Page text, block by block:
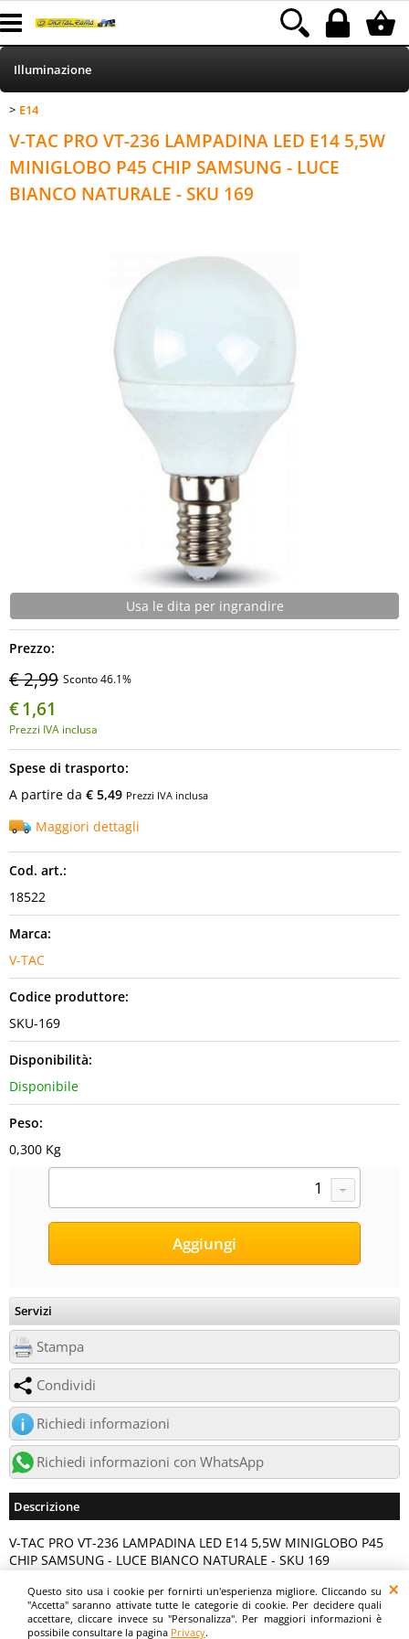
Questo sito usa i cookie per fornirti un'esperienza migliore. Cliccando su
"Accetta" saranno attivate tutte le categorie di cookie. Per decidere quali
accettare, cliccare invece su "Personalizza". Per maggiori informazioni è
possibile consultare la pagina Privacy.
Categoria:
HOME
Informatica
Illuminazione
E14
V-TAC PRO VT-236 LAMPADINA LED E14 5,5W
MINIGLOBO P45 CHIP SAMSUNG - LUCE
BIANCO NATURALE - SKU 169
Usa le dita per ingrandire
Prezzo:
€ 2,99 Sconto 46.1%
€1,61
Prezzi IVA inclusa
Spese di trasporto:
A partire da € 5,49 Prezzi IVA inclusa
Maggiori dettagli
Cod. art.:
18522
Marca:
V-TAC
Codice produttore:
SKU-169
Disponibilità:
Disponibile
Peso:
0,300 Kg
Servizi
Stampa
Condividi
Richiedi informazioni
Richiedi informazioni con WhatsApp
Descrizione
V-TAC PRO VT-236 LAMPADINA LED E14 5,5W MINIGLOBO P45
CHIP SAMSUNG - LUCE BIANCO NATURALE - SKU 169
Digitalrama Srl - Via del Centenario, 141/143 - 84084 - Lancusi di Fisciano (SA)
- P.IVA 05130560658 - digitalramasrl@pec.it G4AI1U8